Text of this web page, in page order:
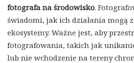
fotografa na środowisko.
świadomi, jak ich działania mogą
ekosystemy. Ważne jest, aby
fotografowania, takich jak
lub nie wchodzenie na tereny